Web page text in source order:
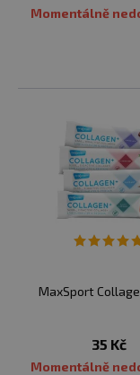
Momentálně
MaxSport
35 Kč
Momentálně